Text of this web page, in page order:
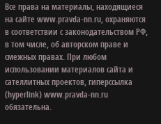
Все права на материалы, находящиеся
на сайте www.pravda-nn.ru, охраняются
в соответствии с законодательством РФ,
в том числе, об авторском праве и
смежных правах. При любом
использовании материалов сайта и
сателлитных проектов, гиперссылка
(hyperlink) www.pravda-nn.ru
обязательна.